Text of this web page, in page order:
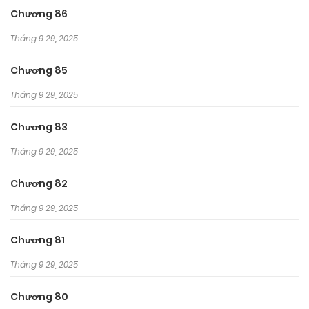
Chương 86
Tháng 9 29, 2025
Chương 85
Tháng 9 29, 2025
Chương 83
Tháng 9 29, 2025
Chương 82
Tháng 9 29, 2025
Chương 81
Tháng 9 29, 2025
Chương 80